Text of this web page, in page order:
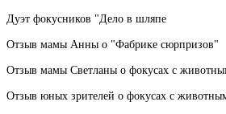
Дуэт фокусников "Дело в шляпе
Отзыв мамы Анны о "Фабрике сюрпризов"
Отзыв мамы Светланы о фокусах с
Отзыв юных зрителей о фокусах с